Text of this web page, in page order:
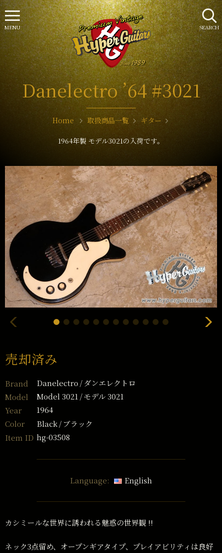
Danelectro ’64 #3021
Home 取扱商品一覧 ギター
1964年製 モデル3021の入荷です。
売却済み
Brand Danelectro
ダンエレクトロ
Model
Model 3021
モデル 3021
Year
1964
Color
Black
ブラック
Item ID hg-03508
Language: English
カシミールな世界に誘われる魅惑の世界観 !!
ネック3点留め、オープンギアタイプ、プレイアビリティは良好
SEARCH
MENU